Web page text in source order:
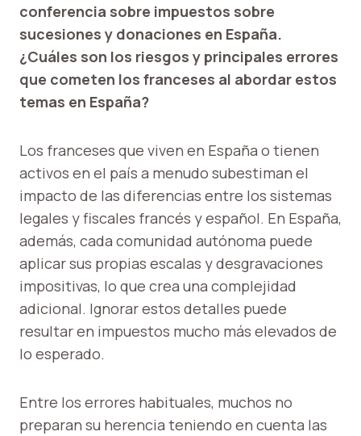
conferencia sobre impuestos sobre
sucesiones y donaciones en España.
¿Cuáles son los riesgos y principales errores
que cometen los franceses al abordar estos
temas en España?
Los franceses que viven en España o tienen
activos en el país a menudo subestiman el
impacto de las diferencias entre los sistemas
legales y fiscales francés y español. En España,
además, cada comunidad autónoma puede
aplicar sus propias escalas y desgravaciones
impositivas, lo que crea una complejidad
adicional. Ignorar estos detalles puede
resultar en impuestos mucho más elevados de
lo esperado.
Entre los errores habituales, muchos no
preparan su herencia teniendo en cuenta las